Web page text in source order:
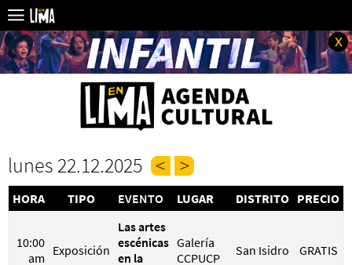
x
lunes 22.12.2025
HORA TIPO EVENTO LUGAR DISTRITO PRECIO
10:00
am Exposición
Las artes
escénicas
en la
Galería
CCPUCP
San Isidro GRATIS